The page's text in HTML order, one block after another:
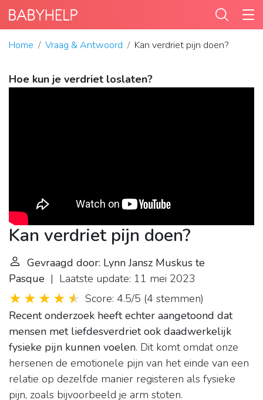
Home Vraag & Antwoord Kan verdriet pijn doen?
Hoe kun je verdriet loslaten?
Kan verdriet pijn doen?
Gevraagd door: Lynn Jansz Muskus te
Pasque | Laatste update: 11 mei 2023
Score: 4.5/5 (4 stemmen)
Recent onderzoek heeft echter aangetoond dat
mensen met liefdesverdriet ook daadwerkelijk
fysieke pijn kunnen voelen. Dit komt omdat onze
hersenen de emotionele pijn van het einde van een
relatie op dezelfde manier registeren als fysieke
pijn, zoals bijvoorbeeld je arm stoten.